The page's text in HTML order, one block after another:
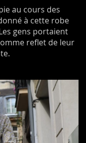
au cours des
à cette robe
gens portaient
reflet de leur